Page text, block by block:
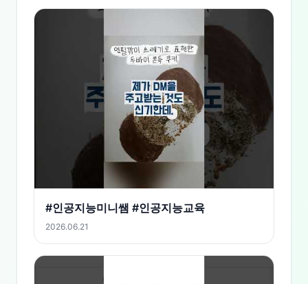
#인공지능미니쌤 #인공지능교육
2026.06.21